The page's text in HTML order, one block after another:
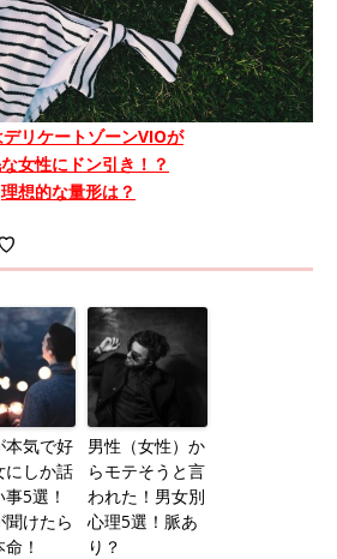
リケートゾーンVIOが
女性にドン引き！？
理想的な量形は？
本気で好
にしか話
5選！
聞けたら
！
男性（女性）か
らモテそうと言
われた！男女別
心理5選！脈あ
り？